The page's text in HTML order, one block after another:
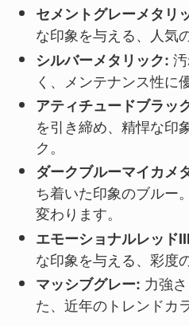
セメントグレーメタリ
な印象を与える、人気
シルバーメタリック:
く、メンテナンス性に
アティチュードブラッ
を引き締め、精悍な印
ク。
ダークブルーマイカメ
ち着いた印象のブルー
変わります。
エモーショナルレッド
な印象を与える、彩度
マッシブグレー: 力強
た、近年のトレンドカ